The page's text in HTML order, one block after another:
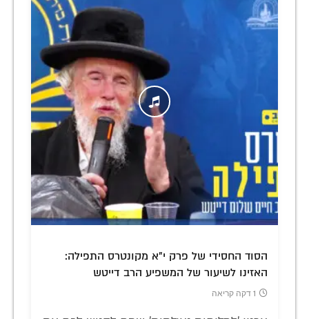
הסוד החסידי של פרק י"א מקונטרס התפילה:
האזינו לשיעור של המשפיע הרב דייטש
1 דקה קריאה